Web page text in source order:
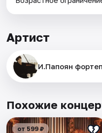
Артист
И.Папоян
Похожие
от 599 ₽